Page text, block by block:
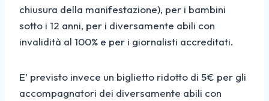
chiusura della manifestazione), per i bambini
sotto i 12 anni, per i diversamente abili con
invalidità al 100% e per i giornalisti accreditati.
E’ previsto invece un biglietto ridotto di 5€ per gli
accompagnatori dei diversamente abili con